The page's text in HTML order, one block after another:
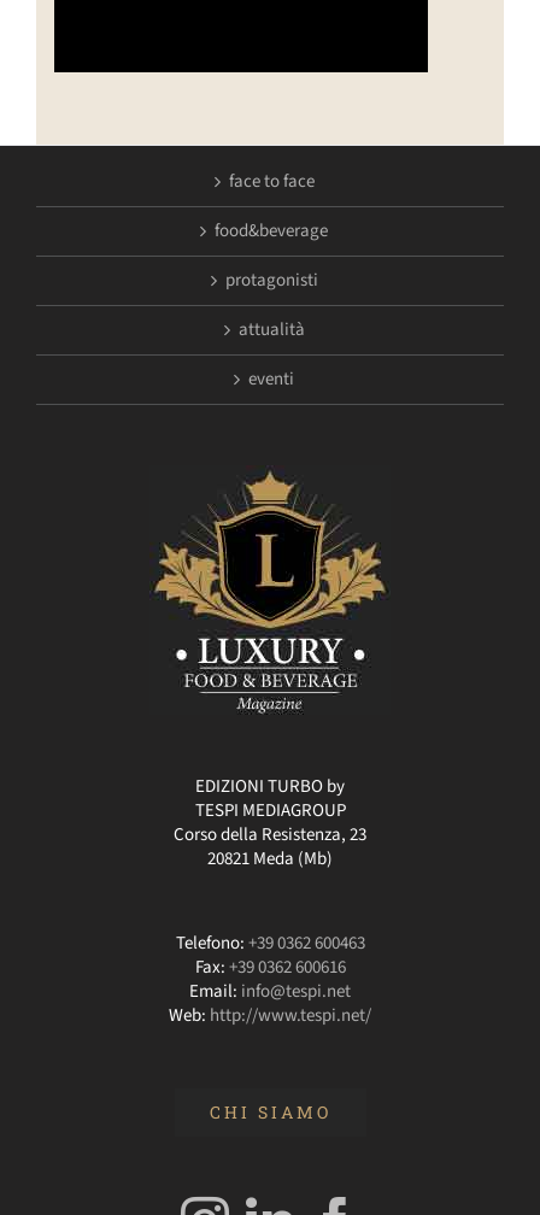
face to face
food&beverage
protagonisti
attualità
eventi
EDIZIONI TURBO by
TESPI MEDIAGROUP
Corso della Resistenza, 23
20821 Meda (Mb)
Telefono:+39 0362 600463
Fax:+39 0362 600616
Email: info@tespi.net
Web: http://www.tespi.net/
CHI SIAMO